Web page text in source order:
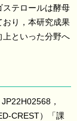
ステロールは酵母
おり，本研究成果
上といった分野へ
，
CREST）「課